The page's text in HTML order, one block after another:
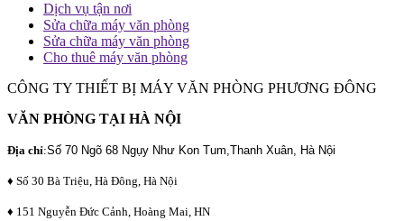
Dịch vụ tận nơi
Sửa chữa máy văn phòng
Sửa chữa máy văn phòng
Cho thuê máy văn phòng
CÔNG TY THIẾT BỊ MÁY VĂN PHÒNG PHƯƠNG ĐÔNG
VĂN PHÒNG TẠI HÀ NỘI
Địa chỉ:Số 70 Ngõ 68 Ngụy Như Kon Tum,Thanh Xuân, Hà Nội
♦ Số 30 Bà Triệu, Hà Đông, Hà Nội
♦ 151 Nguyễn Đức Cảnh, Hoàng Mai, HN